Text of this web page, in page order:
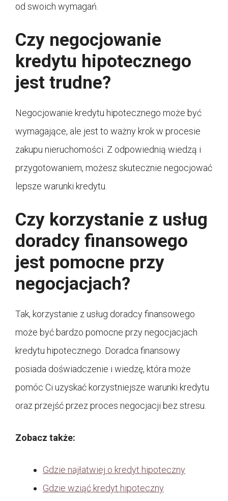
od swoich wymagań.
Czy negocjowanie
kredytu hipotecznego
jest trudne?
Negocjowanie kredytu hipotecznego może być
wymagające, ale jest to ważny krok w procesie
zakupu nieruchomości. Z odpowiednią wiedzą i
przygotowaniem, możesz skutecznie negocjować
lepsze warunki kredytu.
Czy korzystanie z usług
doradcy finansowego
jest pomocne przy
negocjacjach?
Tak, korzystanie z usług doradcy finansowego
może być bardzo pomocne przy negocjacjach
kredytu hipotecznego. Doradca finansowy
posiada doświadczenie i wiedzę, która może
pomóc Ci uzyskać korzystniejsze warunki kredytu
oraz przejść przez proces negocjacji bez stresu.
Zobacz także:
Gdzie najłatwiej o kredyt hipoteczny
Gdzie wziąć kredyt hipoteczny